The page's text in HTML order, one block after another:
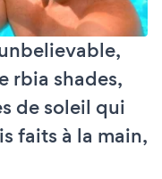
rbia shades,
de soleil qui
faits à la main,